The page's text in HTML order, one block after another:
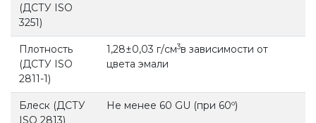
(ДСТУ ISO
3251)
Плотность
(ДСТУ ISO
2811-1)
1,28±0,03 г/см3в зависимости от
цвета эмали
Блеск (ДСТУ
ISO 2813)
Не менее 60 GU (при 60º)